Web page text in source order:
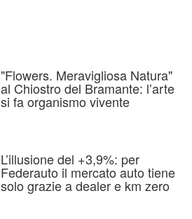
"Flowers. Meravigliosa Natura"
al Chiostro del Bramante: l’arte
si fa organismo vivente
L’illusione del +3,9%: per
Federauto il mercato auto tiene
solo grazie a dealer e km zero